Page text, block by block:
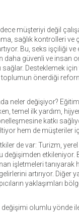
müşteriyi değil
sağlık kontrolleri ve
Bu, seks işçiliği
daha güvenli ve insan
sağlar. Desteklemek için
önerdiği
neler değişiyor?
temel ilk yardım,
katkı
hem de müşteriler
de var: Turizm,
değişimden etkileniyor.
işletmeleri tanıyarak
artırıyor. Diğer
yaklaşımları
olumlu yönde